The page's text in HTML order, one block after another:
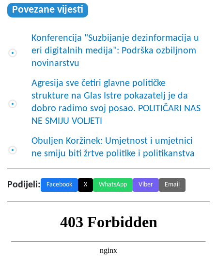
Povezane vijesti
Konferencija "Suzbijanje dezinformacija u
eri digitalnih medija": Podrška ozbiljnom
novinarstvu
Agresija sve četiri glavne političke
strukture na Glas Istre pokazatelj je da
dobro radimo svoj posao. POLITIČARI NAS
NE SMIJU VOLJETI
Obuljen Koržinek: Umjetnost i umjetnici
ne smiju biti žrtve politike i politikanstva
Podijeli: Facebook X WhatsApp Viber Email